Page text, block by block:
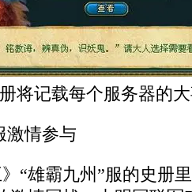
将记载每个服务器的
情参与
雄霸九州”服的史册